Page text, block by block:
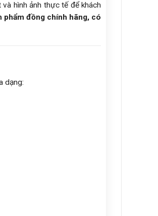
hình ảnh thực tế để khách
phẩm đồng chính hãng, có
dạng: